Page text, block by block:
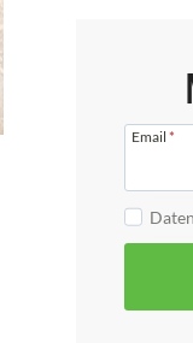
Email *